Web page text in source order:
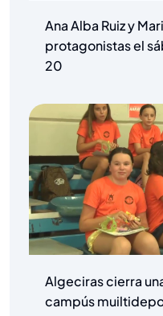
Ana Alba Ruiz y
protagonistas el
20
Algeciras cierra
campús